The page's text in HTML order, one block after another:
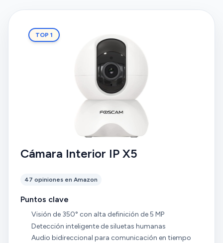
TOP 1
Cámara Interior IP X5
47 opiniones en Amazon
Puntos clave
Visión de 350° con alta definición de 5 MP
Detección inteligente de siluetas humanas
Audio bidireccional para comunicación en tiempo